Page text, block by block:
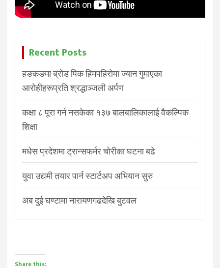
Recent Posts
हङकङमा ब्रोड पिक हिमपहिरोमा ज्यान गुमाएका
आरोहीहरूप्रति श्रद्धाञ्जली अर्पण
कक्षा ८ पूरा गर्न नसकेका १३७ बालबालिकालाई वैकल्पिक
शिक्षा
मधेस प्रदेशमा ट्रान्सफर्मर चोरीका घटना बढे
युवा उद्यमी तयार पार्न स्टार्टअप अभियान सुरु
अब दुई घण्टामा नारायणगढदेखि बुटवल
Share this: